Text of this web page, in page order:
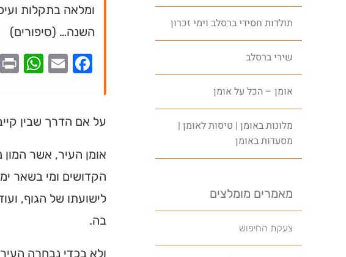
תולדות חסידי ברסלב וימי זכרון
שירי ברסלב
אומן – הכל על אומן
מלונות באומן | טיסות לאומן |
מסעדות באומן
מאמרים מומלצים
צעקת החיפוש
ומלאה בתקלות
השנה… (סיפורים)
Email
על אם הדרך שבין
אומן העיר, אשר
הקדושים ומי בשאר
לישועתו של הגוף,
בה.
ולא בכדי נבחרה